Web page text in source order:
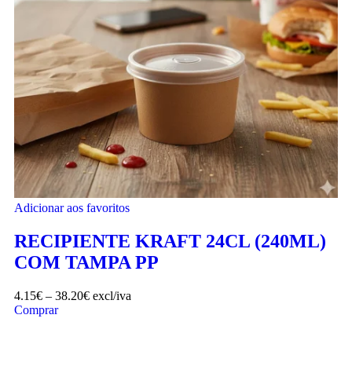
Adicionar aos favoritos
RECIPIENTE KRAFT 24CL (240ML)
COM TAMPA PP
4.15€ – 38.20€ excl/iva
Comprar